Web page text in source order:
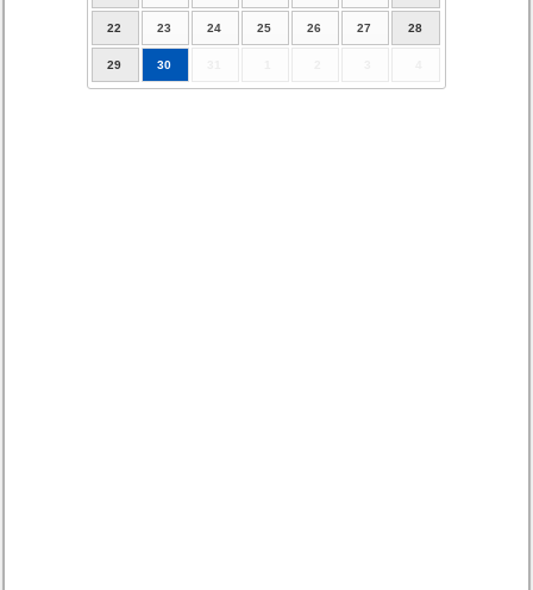
22 23 24 25 26 27 28
29 30